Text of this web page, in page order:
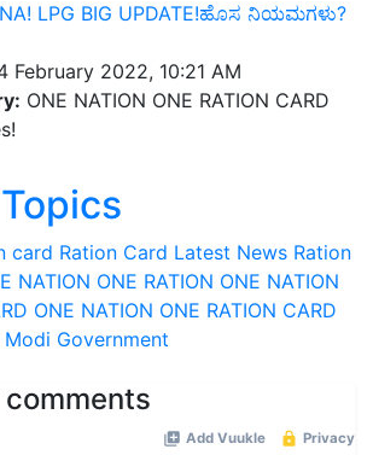
LPG BIG UPDATE!ಹೊಸ ನಿಯಮಗಳು?
February 2022, 10:21 AM
ONE NATION ONE RATION CARD
card Ration Card Latest News Ration
NATION ONE RATION ONE NATION
ONE NATION ONE RATION CARD
Modi Government